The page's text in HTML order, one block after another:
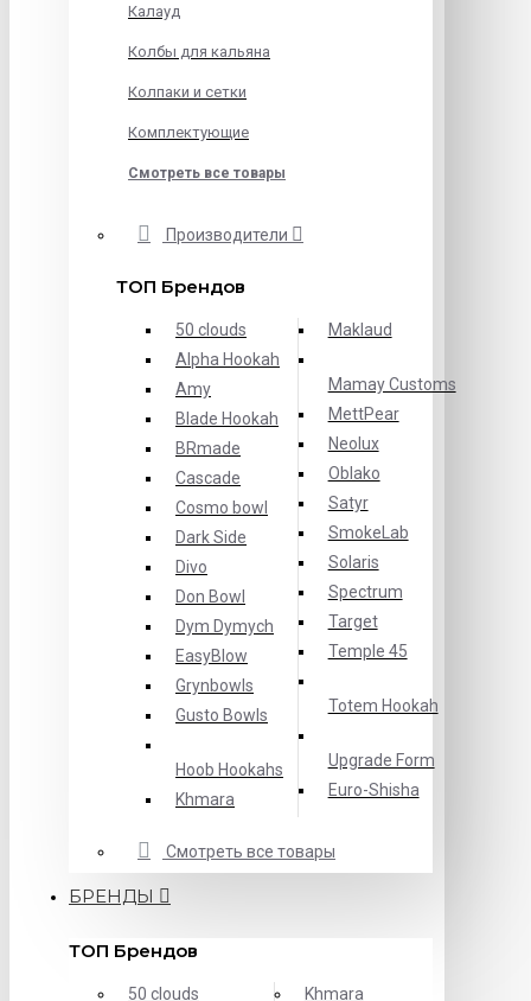
Калауд
Колбы для кальяна
Колпаки и сетки
Комплектующие
Смотреть все товары
Производители
ТОП Брендов
50 clouds
Alpha Hookah
Amy
Blade Hookah
BRmade
Cascade
Cosmo bowl
Dark Side
Divo
Don Bowl
Dym Dymych
EasyBlow
Grynbowls
Gusto Bowls
Hoob Hookahs
Khmara
Maklaud
Mamay Customs
MettPear
Neolux
Oblako
Satyr
SmokeLab
Solaris
Spectrum
Target
Temple 45
Totem Hookah
Upgrade Form
Еuro-Shisha
Смотреть все товары
БРЕНДЫ
ТОП Брендов
50 clouds
Khmara